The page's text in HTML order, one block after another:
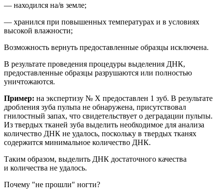
— находился на/в земле;
— хранился при повышенных температурах и в условиях
высокой влажности;
Возможность вернуть предоставленные образцы исключена.
В результате проведения процедуры выделения ДНК,
предоставленные образцы разрушаются или полностью
уничтожаются.
Пример: на экспертизу № Х предоставлен 1 зуб. В результате
дробления зуба пульпа не обнаружена, присутствовал
гнилостный запах, что свидетельствует о деградации пульпы.
Из твердых тканей зуба выделить необходимое для анализа
количество ДНК не удалось, поскольку в твердых тканях
содержится минимальное количество ДНК.
Таким образом, выделить ДНК достаточного качества
и количества не удалось.
Почему "не прошли" ногти?